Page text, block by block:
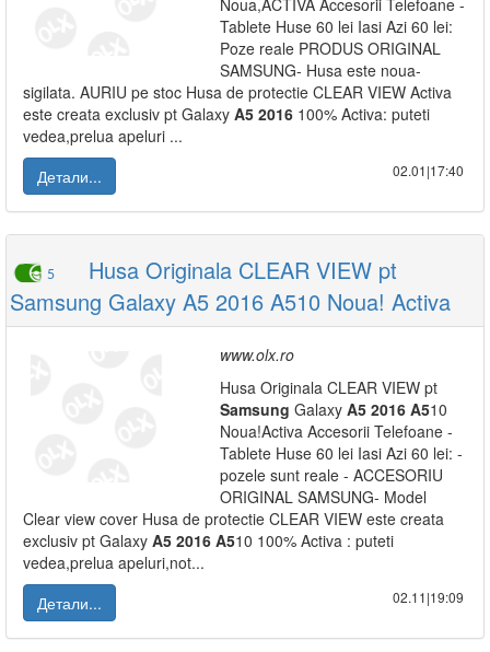
Noua,ACTIVA Accesorii Telefoane -
Tablete Huse 60 lei Iasi Azi 60 lei:
Poze reale PRODUS ORIGINAL
SAMSUNG- Husa este noua-
sigilata. AURIU pe stoc Husa de protectie CLEAR VIEW Activa
este creata exclusiv pt Galaxy A5 2016 100% Activa: puteti
vedea,prelua apeluri ...
Детали...
02.01|17:40
5
Husa Originala CLEAR VIEW pt
Samsung Galaxy A5 2016 A510 Noua! Activa
www.olx.ro
Husa Originala CLEAR VIEW pt
Samsung Galaxy A5 2016 A510
Noua!Activa Accesorii Telefoane -
Tablete Huse 60 lei Iasi Azi 60 lei: -
pozele sunt reale - ACCESORIU
ORIGINAL SAMSUNG- Model
Clear view cover Husa de protectie CLEAR VIEW este creata
exclusiv pt Galaxy A5 2016 A510 100% Activa : puteti
vedea,prelua apeluri,not...
Детали...
02.11|19:09